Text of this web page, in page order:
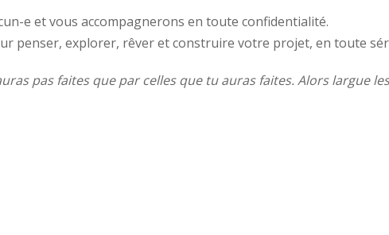
e et vous accompagnerons en toute confidentialité.
penser, explorer, rêver et construire votre projet, en toute
pas faites que par celles que tu auras faites. Alors largue